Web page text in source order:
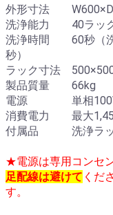
外形寸法
洗浄能力 40ラッ
洗浄時間 60秒（洗
秒）
ラック寸法
製品質量 66kg
電源 単相100V
消費電力 最大
付属品 洗浄ラッ
★電源は専用コンセ
足配線は避けて くだ
す。